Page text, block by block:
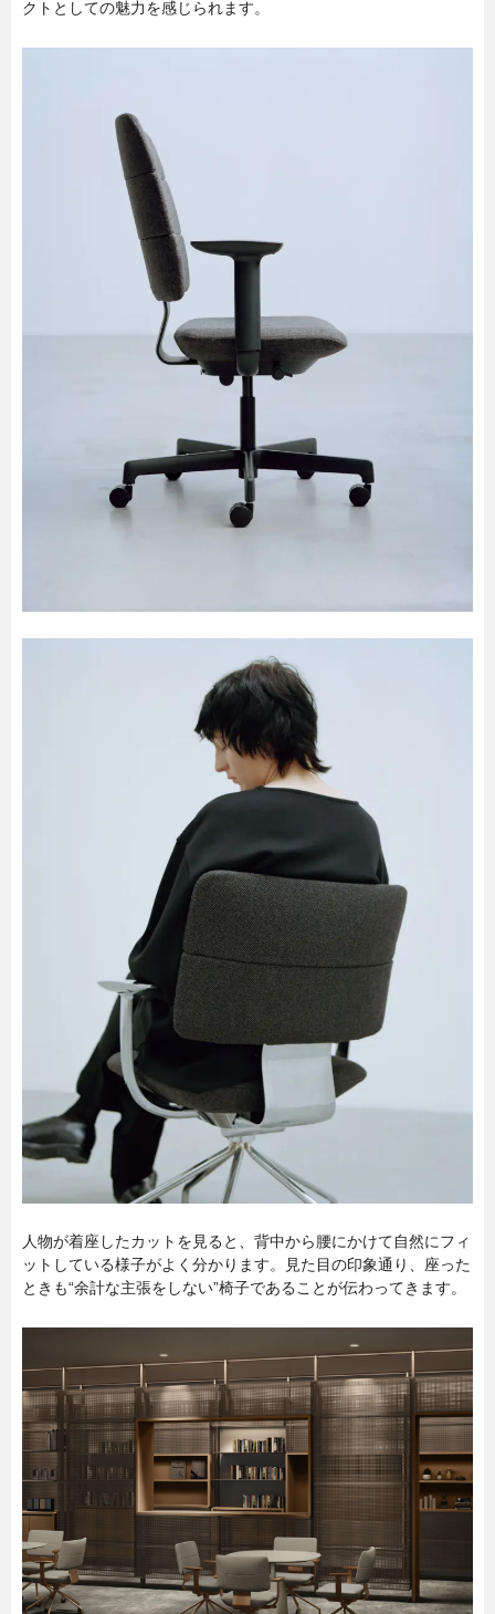
クトとしての魅力を感じられます。
人物が着座したカットを見ると、背中から腰にかけて自然にフィ
ットしている様子がよく分かります。見た目の印象通り、座った
ときも“余計な主張をしない”椅子であることが伝わってきます。